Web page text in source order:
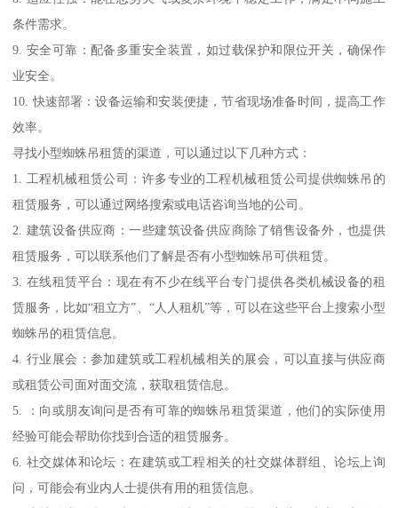
条件需求。
9. 安全可靠：配备多重安全装置，如过载保护和限位开关，确保作
业安全。
10. 快速部署：设备运输和安装便捷，节省现场准备时间，提高工作
效率。
寻找小型蜘蛛吊租赁的渠道，可以通过以下几种方式：
1. 工程机械租赁公司：许多专业的工程机械租赁公司提供蜘蛛吊的
租赁服务，可以通过网络搜索或电话咨询当地的公司。
2. 建筑设备供应商：一些建筑设备供应商除了销售设备外，也提供
租赁服务，可以联系他们了解是否有小型蜘蛛吊可供租赁。
3. 在线租赁平台：现在有不少在线平台专门提供各类机械设备的租
赁服务，比如“租立方”、“人人租机”等，可以在这些平台上搜索小型
蜘蛛吊的租赁信息。
4. 行业展会：参加建筑或工程机械相关的展会，可以直接与供应商
或租赁公司面对面交流，获取租赁信息。
5. ：向或朋友询问是否有可靠的蜘蛛吊租赁渠道，他们的实际使用
经验可能会帮助你找到合适的租赁服务。
6. 社交媒体和论坛：在建筑或工程相关的社交媒体群组、论坛上询
问，可能会有业内人士提供有用的租赁信息。